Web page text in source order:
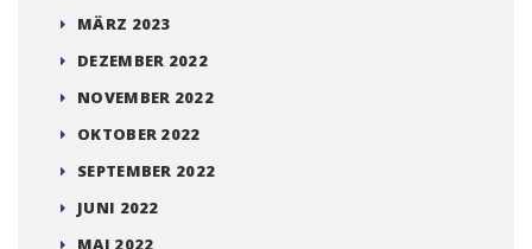
MÄRZ 2023
DEZEMBER 2022
NOVEMBER 2022
OKTOBER 2022
SEPTEMBER 2022
JUNI 2022
MAI 2022